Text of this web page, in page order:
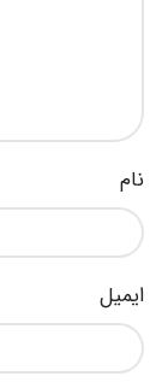
نام
ایمیل